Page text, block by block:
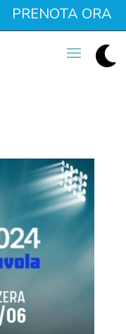
PRENOTA ORA
